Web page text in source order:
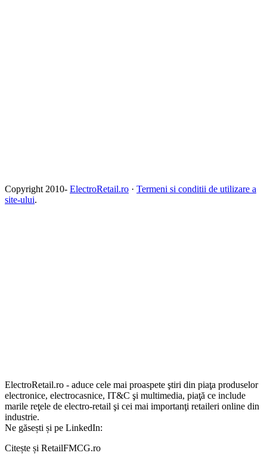
Copyright 2010- ElectroRetail.ro · Termeni si conditii de utilizare a
site-ului.
ElectroRetail.ro - aduce cele mai proaspete ştiri din piaţa produselor
electronice, electrocasnice, IT&C şi multimedia, piaţă ce include
marile reţele de electro-retail şi cei mai importanţi retaileri online din
industrie.
Ne găsești și pe LinkedIn:
Citește și RetailFMCG.ro